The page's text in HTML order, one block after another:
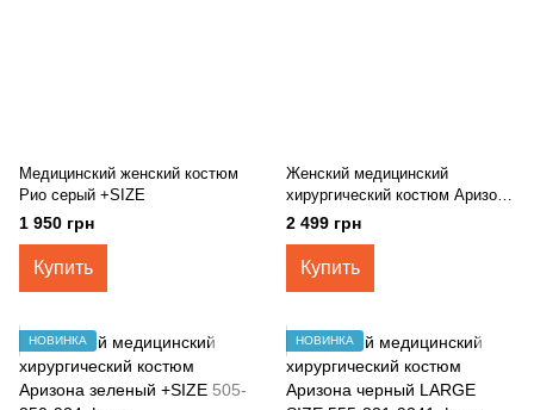
Медицинский женский костюм
Рио серый +SIZE
1 950 грн
Купить
Женский медицинский
хирургический костюм Аризона
серый +SIZE
2 499 грн
Купить
НОВИНКА НОВИНКА